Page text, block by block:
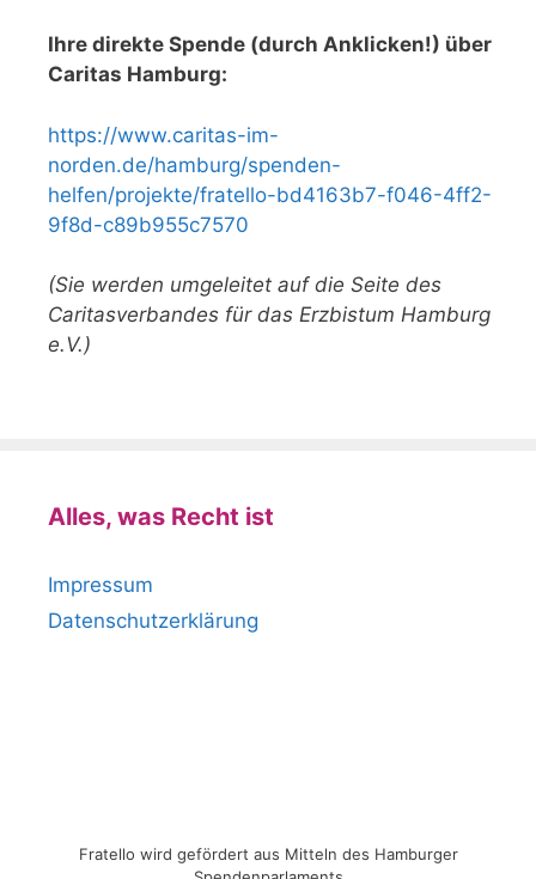
Ihre direkte Spende (durch Anklicken!) über
Caritas Hamburg:
https://www.caritas-im-
norden.de/hamburg/spenden-
helfen/projekte/fratello-bd4163b7-f046-4ff2-
9f8d-c89b955c7570
(Sie werden umgeleitet auf die Seite des
Caritasverbandes für das Erzbistum Hamburg
e.V.)
Alles, was Recht ist
Impressum
Datenschutzerklärung
Fratello wird gefördert aus Mitteln des Hamburger